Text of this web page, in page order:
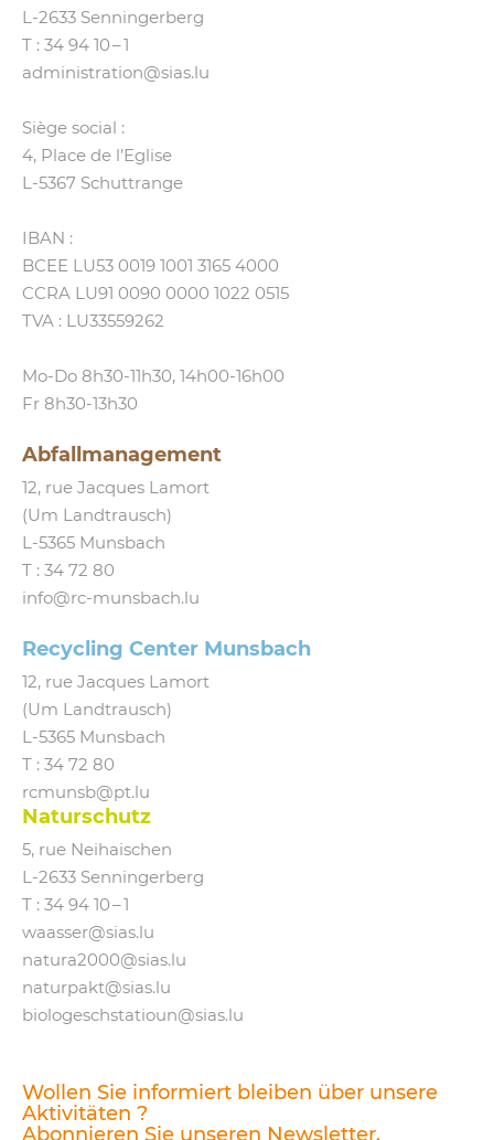
L‑2633 Senningerberg
T : 34 94 10 – 1
administration@​sias.​lu
Siège social :
4, Place de l’Eglise
L‑5367 Schuttrange
IBAN :
BCEE LU53 0019 1001 3165 4000
CCRA LU91 0090 0000 1022 0515
TVA : LU33559262
Mo-Do 8h30-11h30, 14h00-16h00
Fr 8h30-13h30
Abfallmanagement
12, rue Jacques Lamort
(Um Landtrausch)
L‑5365 Munsbach
T : 34 72 80
info@​rc-​munsbach.​lu
Recycling Center Munsbach
12, rue Jacques Lamort
(Um Landtrausch)
L‑5365 Munsbach
T : 34 72 80
rcmunsb@​pt.​lu
Naturschutz
5, rue Neihaischen
L‑2633 Senningerberg
T : 34 94 10 – 1
waasser@​sias.​lu
natura2000@​sias.​lu
naturpakt@​sias.​lu
biologeschstatioun@​sias.​lu
Wollen Sie informiert bleiben über unsere
Aktivitäten ?
Abonnieren Sie unseren Newsletter.